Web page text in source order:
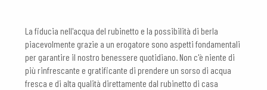
La fiducia nell'acqua del rubinetto e la possibilità di berla
piacevolmente grazie a un erogatore sono aspetti fondamentali
per garantire il nostro benessere quotidiano. Non c'è niente di
più rinfrescante e gratificante di prendere un sorso di acqua
fresca e di alta qualità direttamente dal rubinetto di casa